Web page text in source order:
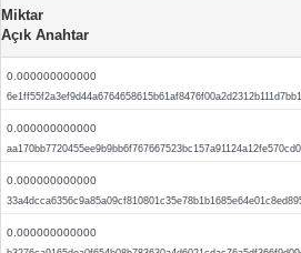
Miktar
Açık Anahtar
0.000000000000
0.000000000000
0.000000000000
0.000000000000